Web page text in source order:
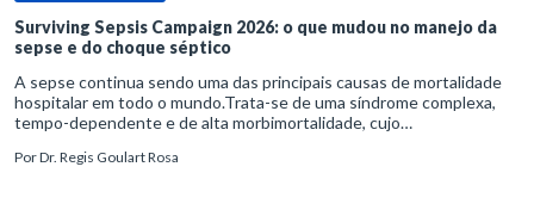
Surviving Sepsis Campaign 2026: o que mudou no manejo da
sepse e do choque séptico
A sepse continua sendo uma das principais causas de mortalidade
hospitalar em todo o mundo.Trata-se de uma síndrome complexa,
tempo-dependente e de alta morbimortalidade, cujo
para o desfe
PorDr. Regis Goulart Rosa